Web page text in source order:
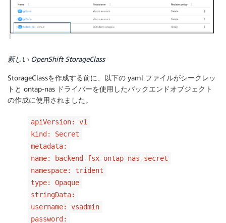
新しい OpenShift StorageClass
StorageClassを作成する前に、以下の yaml ファイルがシークレッ
トと ontap-nas ドライバーを使用したバックエンドオブジェクト
の作成に使用されました。
apiVersion: v1
kind: Secret
metadata:
name: backend-fsx-ontap-nas-secret
namespace: trident
type: Opaque
stringData:
username: vsadmin
password: